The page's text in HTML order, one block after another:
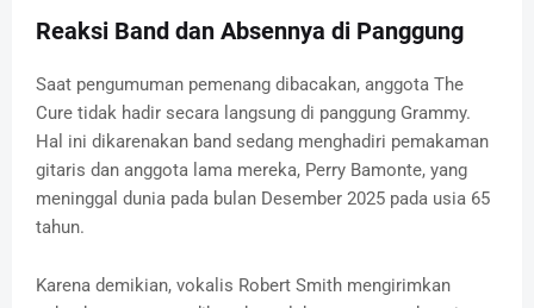
Reaksi Band dan Absennya di Panggung
Saat pengumuman pemenang dibacakan, anggota The
Cure tidak hadir secara langsung di panggung Grammy.
Hal ini dikarenakan band sedang menghadiri pemakaman
gitaris dan anggota lama mereka, Perry Bamonte, yang
meninggal dunia pada bulan Desember 2025 pada usia 65
tahun.
Karena demikian, vokalis Robert Smith mengirimkan